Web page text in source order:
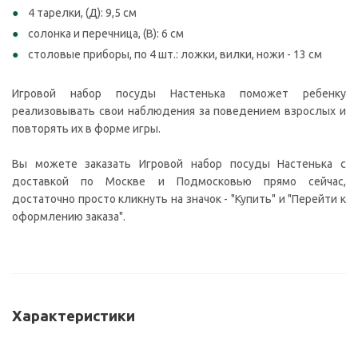
4 тарелки, (Д): 9,5 см
солонка и перечница, (В): 6 см
столовые приборы, по 4 шт.: ложки, вилки, ножи - 13 см
Игровой набор посуды Настенька поможет ребенку
реализовывать свои наблюдения за поведением взрослых и
повторять их в форме игры.
Вы можете заказать Игровой набор посуды Настенька с
доставкой по Москве и Подмосковью прямо сейчас,
достаточно просто кликнуть на значок - "Купить" и "Перейти к
оформлению заказа".
Характеристики